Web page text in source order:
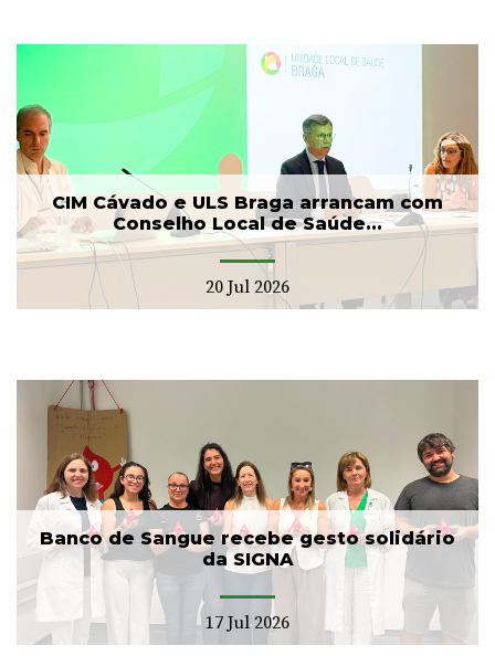
CIM Cávado e ULS Braga arrancam com
Conselho Local de Saúde...
20 Jul 2026
Banco de Sangue recebe gesto solidário
da SIGNA
17 Jul 2026